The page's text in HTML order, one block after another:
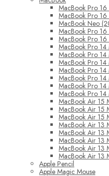
MacBook Pro
MacBook Pro
MacBook Neo
MacBook Pro
MacBook Pro
MacBook Pro
MacBook Pro
MacBook Pro
MacBook Pro
MacBook Pro
MacBook Pro
MacBook Pro
MacBook Air 15
MacBook Air 15
MacBook Air 15
MacBook Air 13
MacBook Air 13
MacBook Air 13
MacBook Air 13
MacBook Air 13
Apple Pencil
Apple Magic Mouse